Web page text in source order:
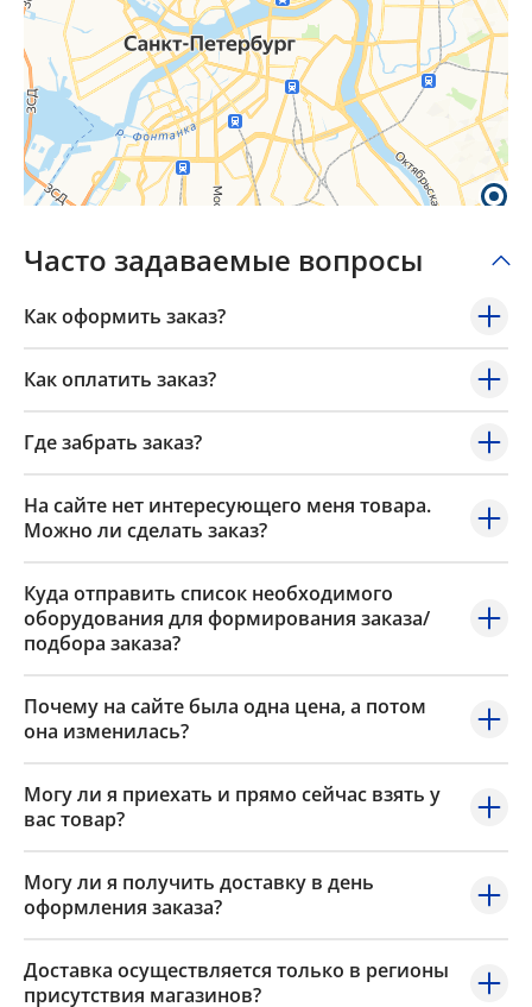
Часто задаваемые вопросы
Как оформить заказ?
Как оплатить заказ?
Где забрать заказ?
На сайте нет интересующего меня товара.
Можно ли сделать заказ?
Куда отправить список необходимого
оборудования для формирования заказа/
подбора заказа?
Почему на сайте была одна цена, а потом
она изменилась?
Могу ли я приехать и прямо сейчас взять у
вас товар?
Могу ли я получить доставку в день
оформления заказа?
Доставка осуществляется только в регионы
присутствия магазинов?